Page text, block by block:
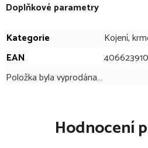
podporují rozvoj jemné motoriky.
každodenní použití doma i na
V bodech:
malovaný motiv
Doplňkové parametry
Kategorie
Kojení,
EAN
Položka byla vyprodána…
Hodnocení